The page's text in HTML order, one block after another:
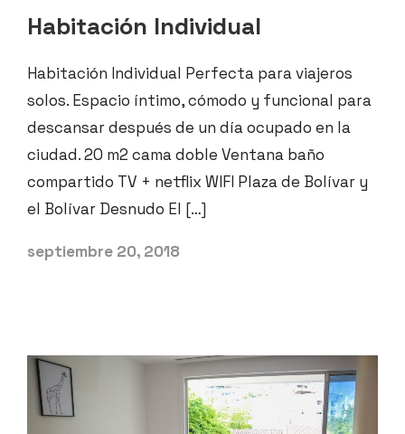
Habitación Individual
Habitación Individual Perfecta para viajeros
solos. Espacio íntimo, cómodo y funcional para
descansar después de un día ocupado en la
ciudad. 20 m2 cama doble Ventana baño
compartido TV + netflix WIFI Plaza de Bolívar y
el Bolívar Desnudo El […]
septiembre 20, 2018